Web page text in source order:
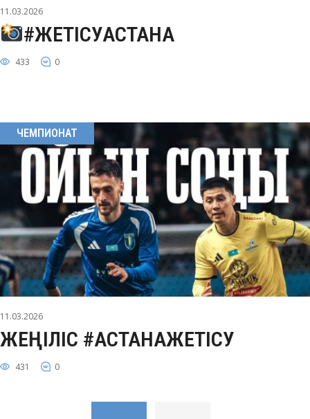
11.03.2026
#ЖЕТІСУАСТАНА
433 0
ЧЕМПИОНАТ
11.03.2026
ЖЕҢІЛІС #АСТАНАЖЕТІСУ
431 0